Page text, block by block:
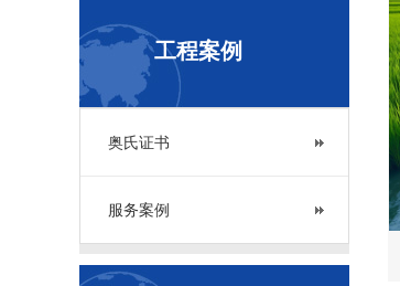
工程案例
奥氏证书
服务案例